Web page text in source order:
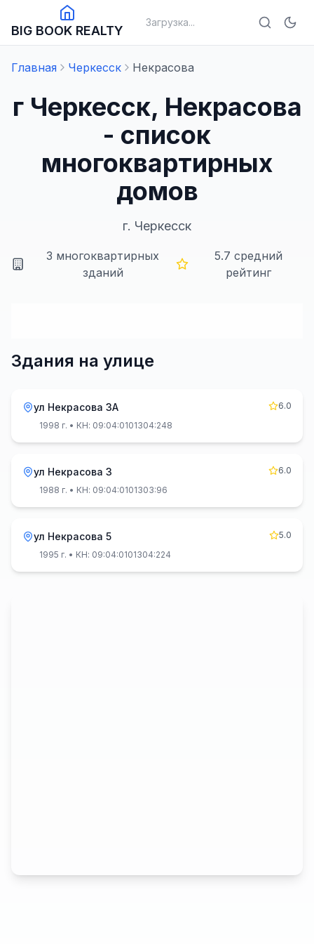
BIG BOOK REALTY
Загрузка...
Главная Черкесск Некрасова
г Черкесск, Некрасова
- список
многоквартирных
домов
г. Черкесск
3 многоквартирных
зданий
5.7 средний
рейтинг
Здания на улице
ул Некрасова 3А
6.0
1998 г. • КН: 09:04:0101304:248
ул Некрасова 3
6.0
1988 г. • КН: 09:04:0101303:96
ул Некрасова 5
5.0
1995 г. • КН: 09:04:0101304:224